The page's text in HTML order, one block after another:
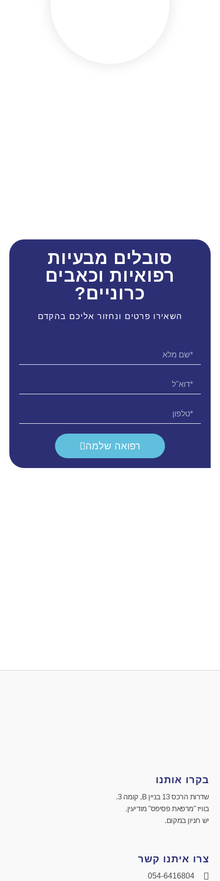
סובלים מבעיות
רפואיות וכאבים
כרוניים?
השאירו פרטים ונחזור אליכם בהקדם
רפואה שלמה
בקרו אותנו
שדרות הרכס 13 בניין B, קומה 3.
בוויז "מרפאת פסיפס" מודיעין.
יש חניון במקום.
צרו איתנו קשר
054-6416804